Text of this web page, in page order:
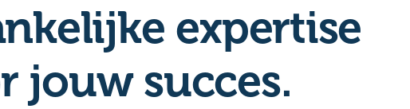
expertise
jouw succes.